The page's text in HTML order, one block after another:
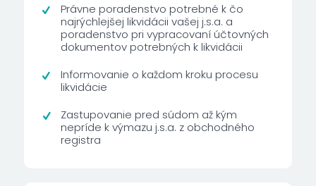
Právne poradenstvo potrebné k čo
najrýchlejšej likvidácii vašej j.s.a. a
poradenstvo pri vypracovaní účtovných
dokumentov potrebných k likvidácii
Informovanie o každom kroku procesu
likvidácie
Zastupovanie pred súdom až kým
nepríde k výmazu j.s.a. z obchodného
registra